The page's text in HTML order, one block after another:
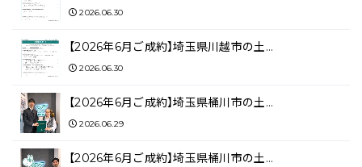
2026.06.30
【2026年6月ご成約】埼玉県川越市の土…
2026.06.30
【2026年6月ご成約】埼玉県桶川市の土…
2026.06.29
【2026年6月ご成約】埼玉県桶川市の土…